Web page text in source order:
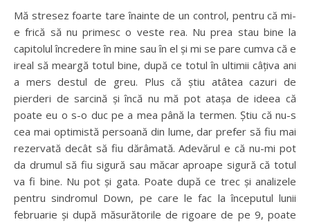
Mă stresez foarte tare înainte de un control, pentru că mi-
e frică să nu primesc o veste rea. Nu prea stau bine la
capitolul încredere în mine sau în el și mi se pare cumva că e
ireal să meargă totul bine, după ce totul în ultimii câțiva ani
a mers destul de greu. Plus că știu atâtea cazuri de
pierderi de sarcină și încă nu mă pot atașa de ideea că
poate eu o s-o duc pe a mea până la termen. Știu că nu-s
cea mai optimistă persoană din lume, dar prefer să fiu mai
rezervată decât să fiu dărâmată. Adevărul e că nu-mi pot
da drumul să fiu sigură sau măcar aproape sigură că totul
va fi bine. Nu pot și gata. Poate după ce trec și analizele
pentru sindromul Down, pe care le fac la începutul lunii
februarie și după măsurătorile de rigoare de pe 9, poate